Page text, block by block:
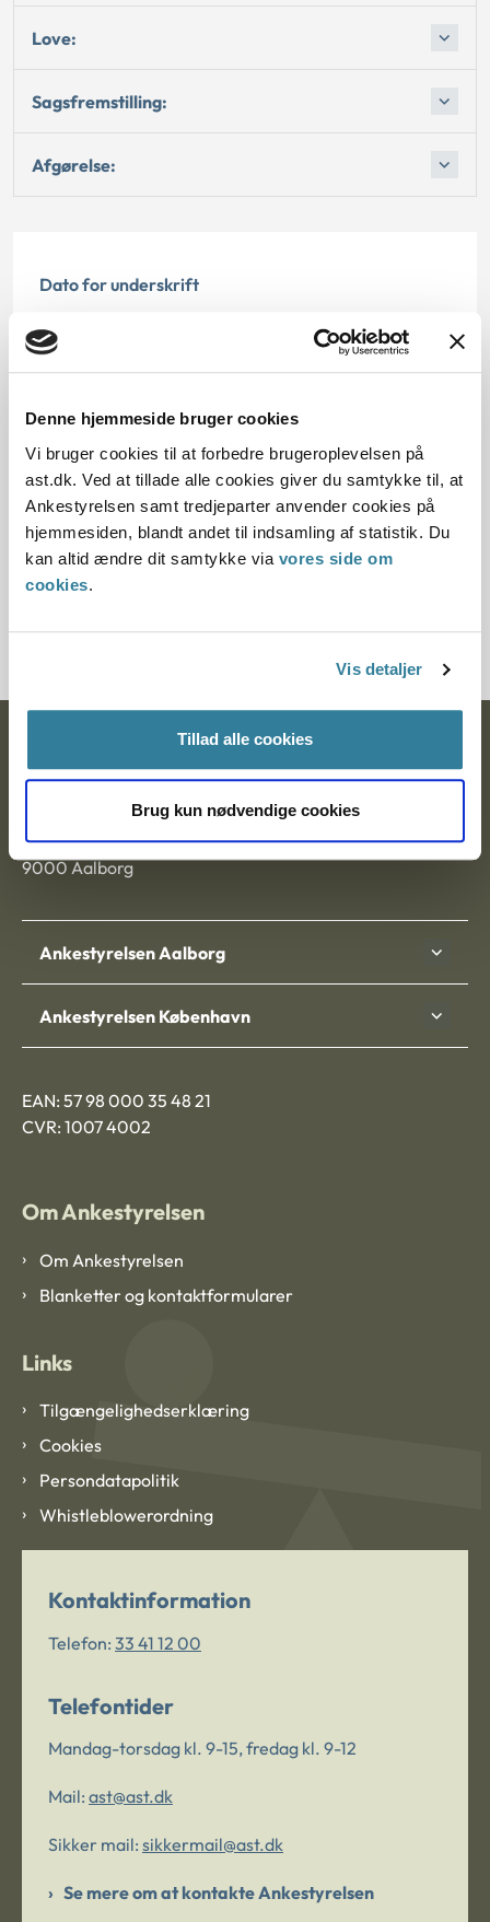
Denne hjemmeside bruger cookies
Vi bruger cookies til at forbedre brugeroplevelsen på
ast.dk. Ved at tillade alle cookies giver du samtykke til, at
Ankestyrelsen samt tredjeparter anvender cookies på
hjemmesiden, blandt andet til indsamling af statistik. Du
kan altid ændre dit samtykke via vores side om
cookies.
Vis detaljer
Tillad alle cookies
Brug kun nødvendige cookies
Love:
Sagsfremstilling:
Afgørelse:
Dato for underskrift
15.05.1996
12.07.2013
Paragraf
§ 52 § 57 § 14
Journalnummer
Nytorv 7, 2. sal
9000 Aalborg
Ankestyrelsen Aalborg
Ankestyrelsen København
EAN: 57 98 000 35 48 21
CVR: 1007 4002
Om Ankestyrelsen
Om Ankestyrelsen
Blanketter og kontaktformularer
Links
Tilgængelighedserklæring
Cookies
Persondatapolitik
Whistleblowerordning
Kontaktinformation
Telefon: 33 41 12 00
Telefontider
Mandag-torsdag kl. 9-15, fredag kl. 9-12
Mail: ast@ast.dk
Sikker mail: sikkermail@ast.dk
Se mere om at kontakte Ankestyrelsen